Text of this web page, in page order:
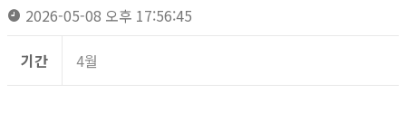
2026-05-08 오후 17:56:45
기간 4월